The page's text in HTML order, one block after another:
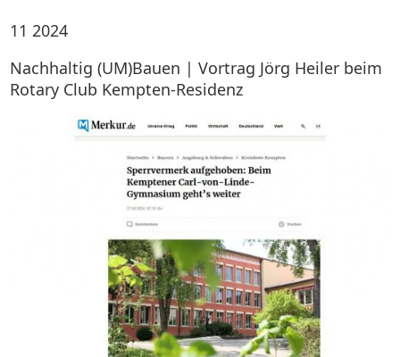
11 2024
Nachhaltig (UM)Bauen | Vortrag Jörg Heiler beim
Rotary Club Kempten-Residenz